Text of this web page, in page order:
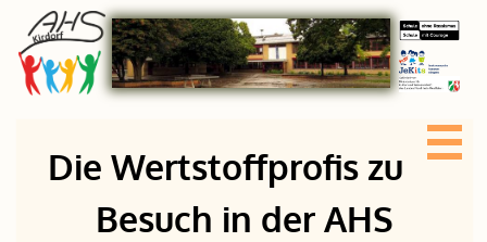
Die Wertstoffprofis zu
Besuch in der AHS